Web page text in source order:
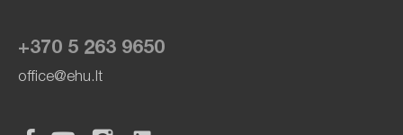
+370 5 263 9650
office@ehu.lt